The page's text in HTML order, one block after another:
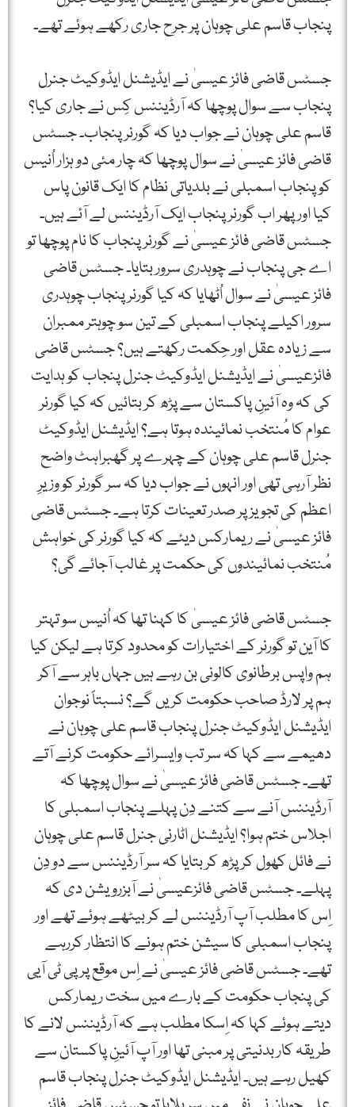
پنجاب قاسم علی چوہان پر جرح جاری رکھے ہوئے تھے۔
جسٹس قاضی فائز عیسیٰ نے ایڈیشنل ایڈوکیٹ جنرل
پنجاب سے سوال پوچھا کہ آرڈیننس کِس نے جاری کیا؟
قاسم علی چوہان نے جواب دیا کہ گورنر پنجاب۔ جسٹس
قاضی فائز عیسیٰ نے سوال پوچھا کہ چار مئی دو ہزار اُنیس
کو پنجاب اسمبلی نے بلدیاتی نظام کا ایک قانون پاس
کیا اور پھر اب گورنر پنجاب ایک آرڈیننس لے آئے ہیں۔
جسٹس قاضی فائز عیسیٰ نے گورنر پنجاب کا نام پوچھا تو
اے جی پنجاب نے چوہدری سرور بتایا۔ جسٹس قاضی
فائز عیسیٰ نے سوال اُٹھایا کہ کیا گورنر پنجاب چوہدری
سرور اکیلے پنجاب اسمبلی کے تین سو چوہتر ممبران
سے زیادہ عقل اور حِکمت رکھتے ہیں؟ جسٹس قاضی
فائزعیسیٰ نے ایڈیشنل ایڈوکیٹ جنرل پنجاب کو ہدایت
کی کہ وہ آئینِ پاکستان سے پڑھ کر بتائیں کہ کیا گورنر
عوام کا مُنتخب نمائیندہ ہوتا ہے؟ ایڈیشنل ایڈوکیٹ
جنرل قاسم علی چوہان کے چہرے پر گھبراہٹ واضح
نظر آرہی تھی اور انہوں نے جواب دیا کہ سر گورنر کو وزیرِ
اعظم کی تجویز پر صدر تعینات کرتا ہے۔ جسٹس قاضی
فائز عیسیٰ نے ریمارکس دیئے کہ کیا گورنر کی خواہش
مُنتخب نمائیندوں کی حکمت پر غالب آجائے گی؟
جسٹس قاضی فائز عیسیٰ کا کہنا تھا کہ اُنیس سو تہتر
کا آین تو گورنر کے اختیارات کو محدود کرتا ہے لیکن کیا
ہم واپس برطانوی کالونی بن رہے ہیں جہاں باہر سے آکر
ہم پر لارڈ صاحب حکومت کریں گے؟ نسبتاً نوجوان
ایڈیشنل ایڈوکیٹ جنرل پنجاب قاسم علی چوہان نے
دھیمے سے کہا کہ سر تب وایسرائے حکومت کرنے آتے
تھے۔ جسٹس قاضی فائز عیسیٰ نے سوال پوچھا کہ
آرڈیننس آنے سے کتنے دِن پہلے پنجاب اسمبلی کا
اجلاس ختم ہوا؟ ایڈیشنل اٹارنی جنرل قاسم علی چوہان
نے فائل کھول کر پڑھ کر بتایا کہ سر آرڈیننس سے دو دِن
پہلے۔ جسٹس قاضی فائزعیسیٰ نے آبزرویشن دی کہ
اِس کا مطلب آپ آرڈیننس لے کر بیٹھے ہوئے تھے اور
پنجاب اسمبلی کا سیشن ختم ہونے کا انتظار کررہے
تھے۔ جسٹس قاضی فائز عیسیٰ نے اِس موقع پر پی ٹی آیی
کی پنجاب حکومت کے بارے میں سخت ریمارکس
دیتے ہوئے کہا کہ اِسکا مطلب ہے کہ آرڈیننس لانے کا
طریقہ کار بدنیتی پر مبنی تھا اور آپ آئینِ پاکستان سے
کھیل رہے ہیں۔ ایڈیشنل ایڈوکیٹ جنرل پنجاب قاسم